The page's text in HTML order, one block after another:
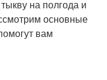
Тыквы во время
на полгода и
основные
вам